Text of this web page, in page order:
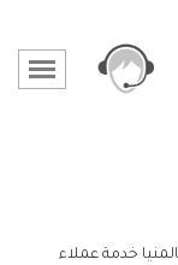
خدمة عملاء